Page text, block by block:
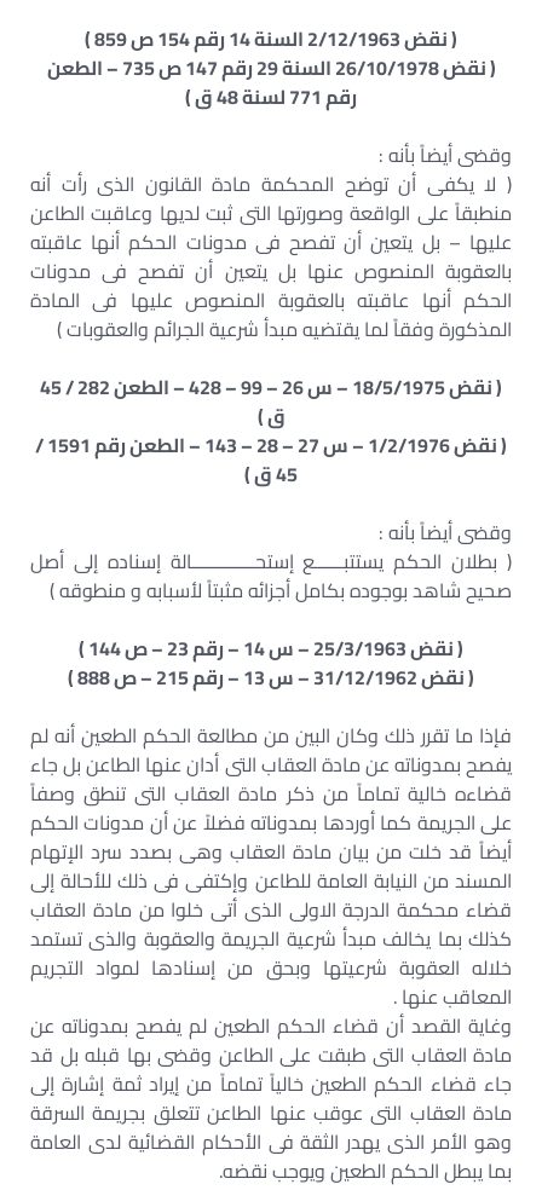
( نقض 2/12/1963 السنة 14 رقم 154 ص 859 )
( نقض 26/10/1978 السنة 29 رقم 147 ص 735 – الطعن
رقم 771 لسنة 48 ق )
وقضى أيضاً بأنه :
( لا يكفى أن توضح المحكمة مادة القانون الذى رأت أنه
منطبقاً على الواقعة وصورتها التى ثبت لديها وعاقبت الطاعن
عليها – بل يتعين أن تفصح فى مدونات الحكم أنها عاقبته
بالعقوبة المنصوص عنها بل يتعين أن تفصح فى مدونات
الحكم أنها عاقبته بالعقوبة المنصوص عليها فى المادة
المذكورة وفقاً لما يقتضيه مبدأ شرعية الجرائم والعقوبات )
( نقض 18/5/1975 – س 26 – 99 – 428 – الطعن 282 / 45
ق )
( نقض 1/2/1976 – س 27 – 28 – 143 – الطعن رقم 1591 /
45 ق )
وقضى أيضاً بأنه :
( بطلان الحكم يستتبــــــع إستحـــــــــــــالة إسناده إلى أصل
صحيح شاهد بوجوده بكامل أجزائه مثبتاً لأسبابه و منطوقه )
( نقض 25/3/1963 – س 14 – رقم 23 – ص 144 )
( نقض 31/12/1962 – س 13 – رقم 215 – ص 888 )
فإذا ما تقرر ذلك وكان البين من مطالعة الحكم الطعين أنه لم
يفصح بمدوناته عن مادة العقاب التى أدان عنها الطاعن بل جاء
قضاءه خالية تماماً من ذكر مادة العقاب التى تنطق وصفاً
على الجريمة كما أوردها بمدوناته فضلاً عن أن مدونات الحكم
أيضاً قد خلت من بيان مادة العقاب وهى بصدد سرد الإتهام
المسند من النيابة العامة للطاعن وإكتفى فى ذلك للأحالة إلى
قضاء محكمة الدرجة الاولى الذى أتى خلوا من مادة العقاب
كذلك بما يخالف مبدأ شرعية الجريمة والعقوبة والذى تستمد
خلاله العقوبة شرعيتها وبحق من إسنادها لمواد التجريم
المعاقب عنها .
وغاية القصد أن قضاء الحكم الطعين لم يفصح بمدوناته عن
مادة العقاب التى طبقت على الطاعن وقضى بها قبله بل قد
جاء قضاء الحكم الطعين خالياً تماماً من إيراد ثمة إشارة إلى
مادة العقاب التى عوقب عنها الطاعن تتعلق بجريمة السرقة
وهو الأمر الذى يهدر الثقة فى الأحكام القضائية لدى العامة
بما يبطل الحكم الطعين ويوجب نقضه.